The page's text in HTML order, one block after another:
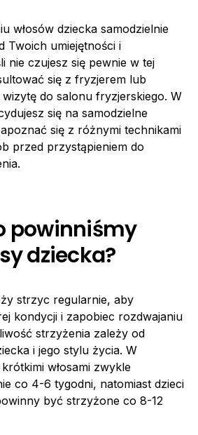
włosów dziecka samodzielnie
Twoich umiejętności i
nie czujesz się pewnie w tej
się z fryzjerem lub
do salonu fryzjerskiego. W
się na samodzielne
się z różnymi technikami
przed przystąpieniem do
powinniśmy
dziecka?
strzyc regularnie, aby
kondycji i zapobiec rozdwajaniu
strzyżenia zależy od
i jego stylu życia. W
włosami zwykle
co 4-6 tygodni, natomiast dzieci
być strzyżone co 8-12